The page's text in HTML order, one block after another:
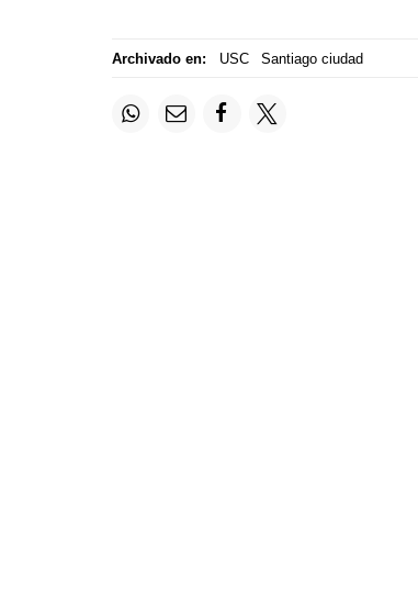
Archivado en: USC Santiago ciudad